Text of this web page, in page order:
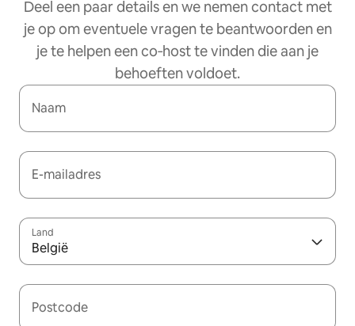
Deel een paar details en we nemen contact met
je op om eventuele vragen te beantwoorden en
je te helpen een co‑host te vinden die aan je
behoeften voldoet.
Naam
E-mailadres
Land
België
Postcode